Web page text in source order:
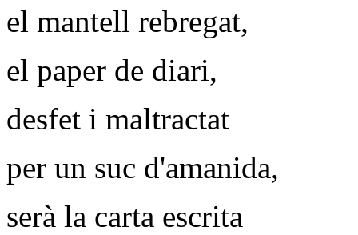
el mantell rebregat,
el paper de diari,
desfet i maltractat
per un suc d'amanida,
serà la carta escrita